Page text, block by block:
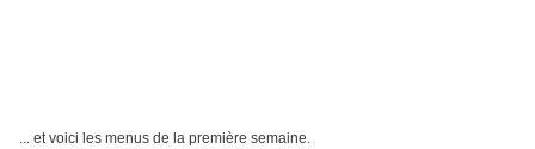
... et voici les menus de la première semaine.